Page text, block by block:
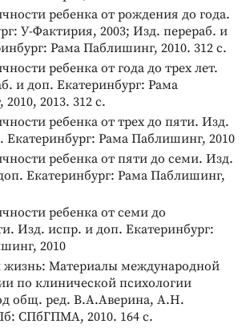
ребенка от рождения до года.
У-Фактирия, 2003; Изд. перераб. и
Рама Паблишинг, 2010. 312 с.
ребенка от года до трех лет.
и доп. Екатеринбург: Рама
2013. 312 с.
ребенка от трех до пяти. Изд.
Екатеринбург: Рама Паблишинг, 2010
ребенка от пяти до семи. Изд.
Екатеринбург: Рама Паблишинг,
ребенка от семи до
Изд. испр. и доп. Екатеринбург:
2010
жизнь: Материалы международной
по клинической психологии
общ. ред. В.А.Аверина, А.Н.
СПбГПМА, 2010. 164 с.